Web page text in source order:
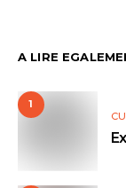
A LIRE
1